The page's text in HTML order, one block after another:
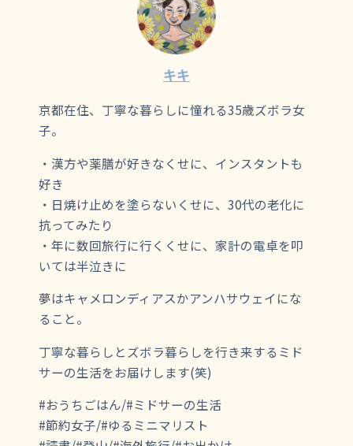
キキ
京都在住、丁寧な暮らしに憧れる35歳ズボラ女
子。
・漢方や薬膳が好きなくせに、インスタントも
好き
・日焼け止めを塗らないくせに、30代の老化に
抗ってみたり
・年に数回旅行に行くくせに、家計の電卓を叩
いては半泣きに
夢はキャメロンディアスかアンハサウェイにな
ること。
丁寧な暮らしとズボラ暮らしを行き来するミド
サーの生活をお届けします(笑)
#おうちごはん/#ミドサーの生活
#節約女子/#ゆるミニマリスト